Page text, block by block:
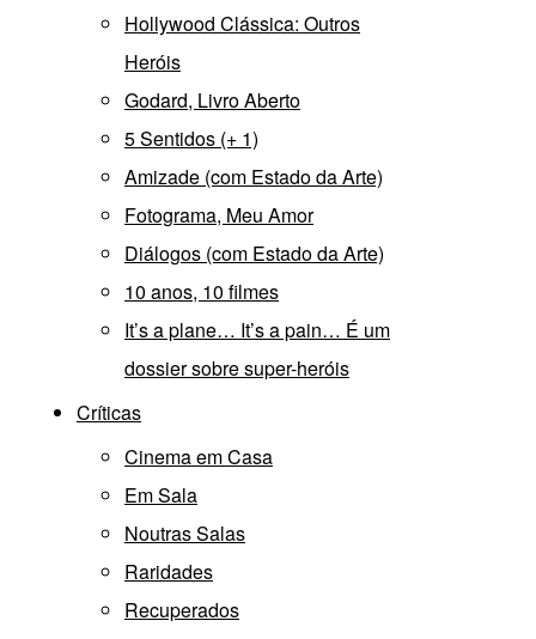
Hollywood Clássica: Outros
Heróis
Godard, Livro Aberto
5 Sentidos (+ 1)
Amizade (com Estado da Arte)
Fotograma, Meu Amor
Diálogos (com Estado da Arte)
10 anos, 10 filmes
It’s a plane… It’s a pain… É um
dossier sobre super-heróis
Críticas
Cinema em Casa
Em Sala
Noutras Salas
Raridades
Recuperados